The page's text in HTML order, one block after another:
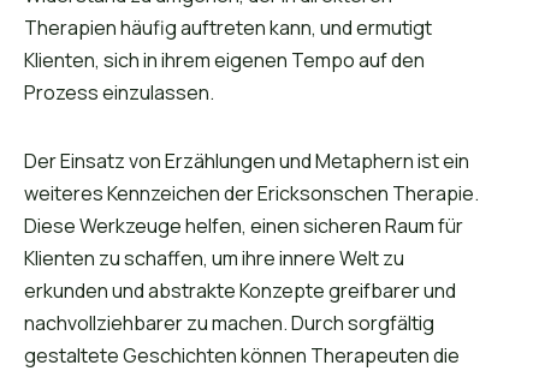
Therapien häufig auftreten kann, und ermutigt
Klienten, sich in ihrem eigenen Tempo auf den
Prozess einzulassen.
Der Einsatz von Erzählungen und Metaphern ist ein
weiteres Kennzeichen der Ericksonschen Therapie.
Diese Werkzeuge helfen, einen sicheren Raum für
Klienten zu schaffen, um ihre innere Welt zu
erkunden und abstrakte Konzepte greifbarer und
nachvollziehbarer zu machen. Durch sorgfältig
gestaltete Geschichten können Therapeuten die